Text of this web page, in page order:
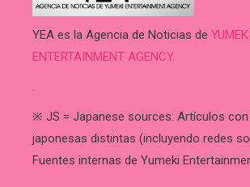
YEA es la Agencia de Noticias de YUMEKI
ENTERTAINMENT AGENCY.
.
※ JS = Japanese sources: Artículos
japonesas distintas (incluyendo redes
Fuentes internas de Yumeki